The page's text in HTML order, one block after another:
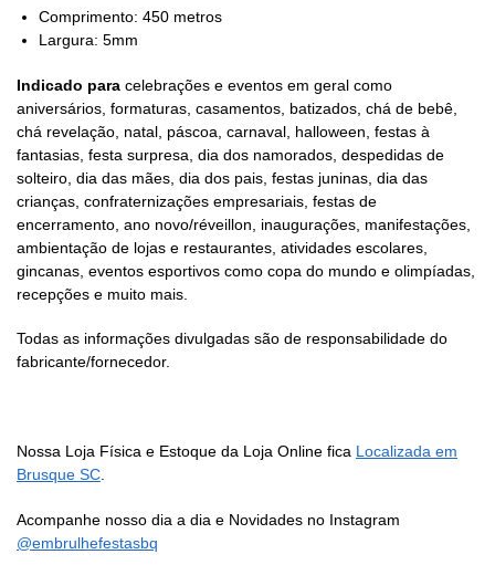
Comprimento: 450 metros
Largura: 5mm
Indicado para celebrações e eventos em geral como
aniversários, formaturas, casamentos, batizados, chá de bebê,
chá revelação, natal, páscoa, carnaval, halloween, festas à
fantasias, festa surpresa, dia dos namorados, despedidas de
solteiro, dia das mães, dia dos pais, festas juninas, dia das
crianças, confraternizações empresariais, festas de
encerramento, ano novo/réveillon, inaugurações, manifestações,
ambientação de lojas e restaurantes, atividades escolares,
gincanas, eventos esportivos como copa do mundo e olimpíadas,
recepções e muito mais.
Todas as informações divulgadas são de responsabilidade do
fabricante/fornecedor.
Nossa Loja Física e Estoque da Loja Online fica Localizada em
Brusque SC
Acompanhe nosso dia a dia e Novidades no Instagram
@embrulhefestasbq